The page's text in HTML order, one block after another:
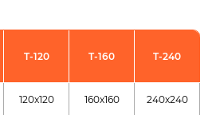
T-120 T-160 T-240
120x120 160х160 240х240